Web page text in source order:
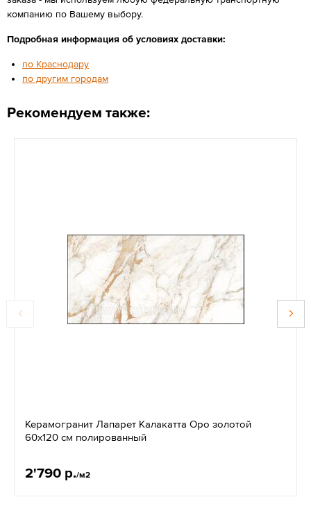
компанию по Вашему выбору.
Подробная информация об условиях доставки:
по Краснодару
по другим городам
Рекомендуем также:
Керамогранит Лапарет Калакатта Оро золотой
60x120 см полированный
2'790 р./м2